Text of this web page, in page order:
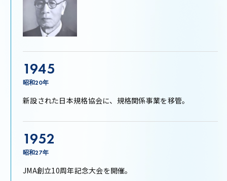
1945
昭和20年
新設された日本規格協会に、規格関係事業を移管。
1952
昭和27年
JMA創立10周年記念大会を開催。